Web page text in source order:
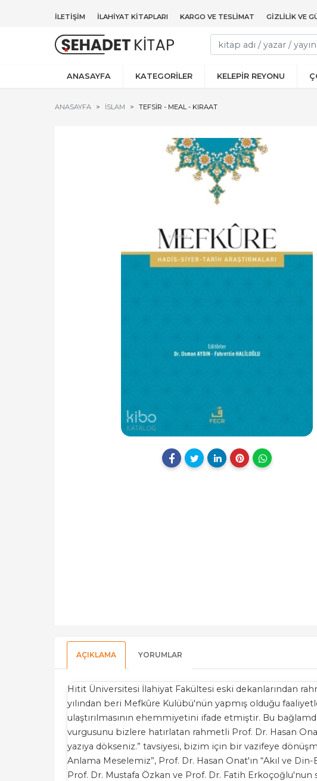
İLETIŞIM İLAHIYAT KITAPLARI KARGO VE TESLIMAT GIZLILIK VE
ANASAYFA KATEGORİLER KELEPİR REYONU
ANASAYFA İSLAM TEFSIR - MEAL - KIRAAT
AÇIKLAMA YORUMLAR
Hitit Üniversitesi İlahiyat Fakültesi eski dekanlarından
yılından beri Mefkûre Kulübü'nün yapmış olduğu
ulaştırılmasının ehemmiyetini ifade etmiştir. Bu
vurgusunu bizlere hatırlatan rahmetli Prof. Dr. Hasan
yazıya dökseniz.” tavsiyesi, bizim için bir vazifeye
Anlama Meselemiz”, Prof. Dr. Hasan Onat'ın “Akıl ve
Prof. Dr. Mustafa Özkan ve Prof. Dr. Fatih Erkoçoğlu'nun